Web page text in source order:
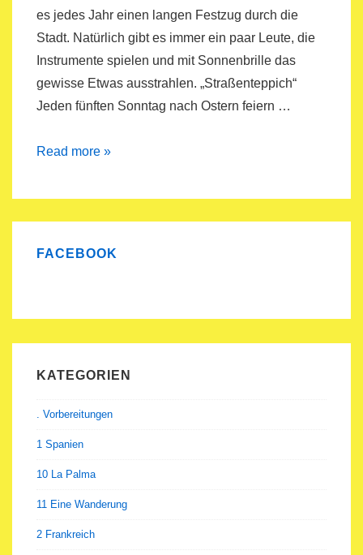
es jedes Jahr einen langen Festzug durch die
Stadt. Natürlich gibt es immer ein paar Leute, die
Instrumente spielen und mit Sonnenbrille das
gewisse Etwas ausstrahlen. „Straßenteppich“
Jeden fünften Sonntag nach Ostern feiern …
30Tage=30Bilder
Fest
auf
Read more »
FACEBOOK
KATEGORIEN
. Vorbereitungen
1 Spanien
10 La Palma
11 Eine Wanderung
2 Frankreich